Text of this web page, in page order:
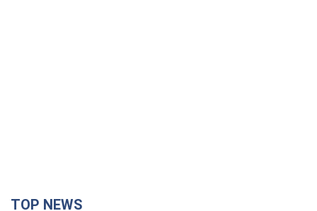
Армія Росії здійснила масовану атаку на Одесу: